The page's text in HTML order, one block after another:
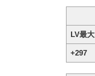
LV最大
+297